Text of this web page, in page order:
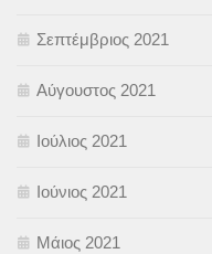
Σεπτέμβριος 2021
Αύγουστος 2021
Ιούλιος 2021
Ιούνιος 2021
Μάιος 2021